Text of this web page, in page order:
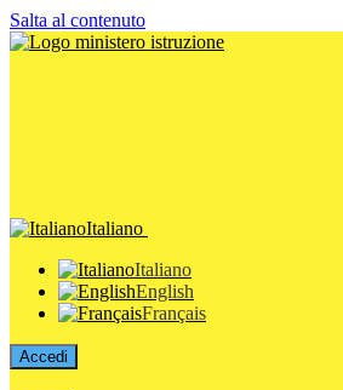
Salta al contenuto
Italiano
Italiano
English
Français
Accedi